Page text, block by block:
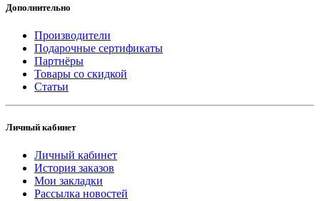
Дополнительно
Производители
Подарочные сертификаты
Партнёры
Товары со скидкой
Статьи
Личный кабинет
Личный кабинет
История заказов
Мои закладки
Рассылка новостей